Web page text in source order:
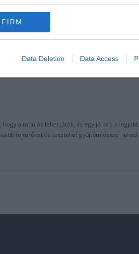
Data Deletion Data Access
a tanulás lehet játék, és egy jó kvíz a
fejtörőket és teszteket gyűjtöm össze